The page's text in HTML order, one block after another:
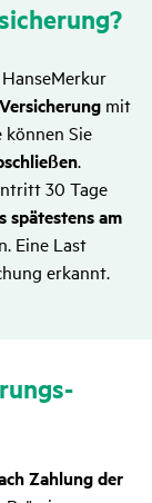
mit
können Sie
.
30 Tage
spätestens am
Eine Last
erkannt.
Zahlung der